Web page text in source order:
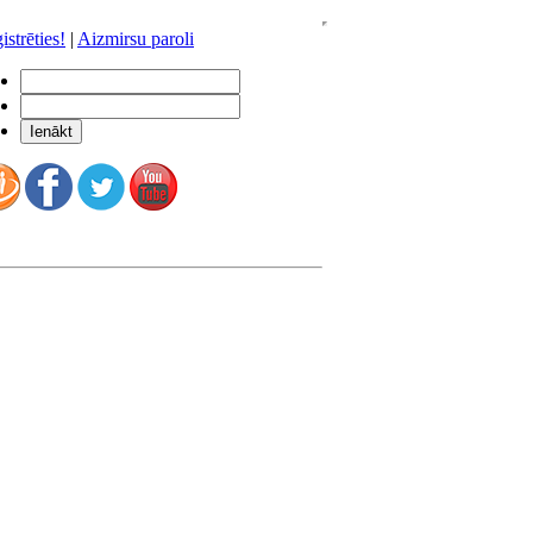
| Aizmirsu paroli